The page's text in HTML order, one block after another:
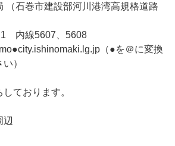
（石巻市建設部河川港湾高規格道路
内線5607、5608
（●を＠に変換
）
ております。
辺